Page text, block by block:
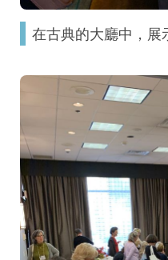
在古典的大廳中，展